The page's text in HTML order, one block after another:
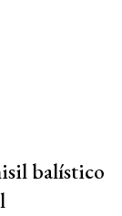
balístico